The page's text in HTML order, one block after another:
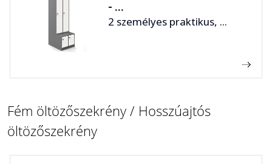
- ...
2 személyes praktikus, ...
Fém öltözőszekrény / Hosszúajtós
öltözőszekrény